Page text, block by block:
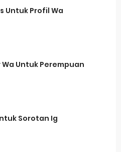
Untuk Profil Wa
Untuk Perempuan
Sorotan Ig